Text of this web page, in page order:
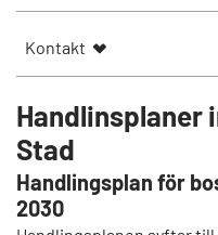
Kontakt
Handlinsplaner
Stad
Handlingsplan för
2030